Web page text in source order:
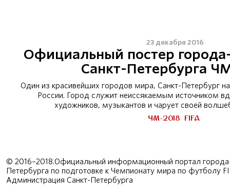
23 декабря 2016
Официальный постер
Санкт-Петербурга
Один из красивейших городов мира, Санкт-Петербург
России. Город служит неиссякаемым источником
художников, музыкантов и чарует своей
ЧМ-2018 FIFA
© 2016–2018.Официальный информационный портал
Петербурга по подготовке к Чемпионату мира по футболу
Администрация Санкт-Петербурга